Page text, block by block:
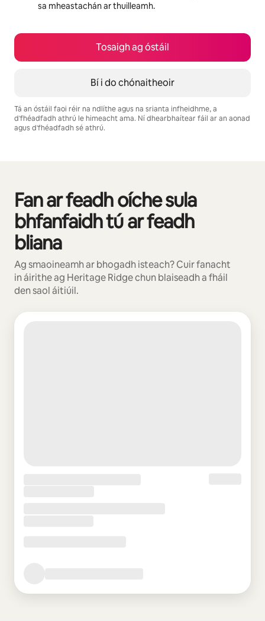
sa mheastachán ar thuilleamh.
Tosaigh ag óstáil
Bí i do chónaitheoir
Tá an óstáil faoi réir na ndlíthe agus na srianta infheidhme, a
d'fhéadfadh athrú le himeacht ama. Ní dhearbhaítear fáil ar an aonad
agus d'fhéadfadh sé athrú.
Fan ar feadh oíche sula
bhfanfaidh tú ar feadh
bliana
Ag smaoineamh ar bhogadh isteach? Cuir fanacht
in áirithe ag Heritage Ridge chun blaiseadh a fháil
den saol áitiúil.
0 as 0 rud ar taispeáint